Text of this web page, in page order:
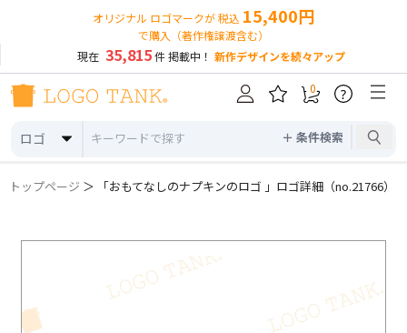
オリジナル ロゴマークが 税込 15,400円
で購入（著作権譲渡含む）
現在 35,815件 掲載中！ 新作デザインを続々アップ
ロゴ ＋ 条件検索
0 ?
トップページ ＞ 「おもてなしのナプキンのロゴ 」ロゴ詳細（no.21766）